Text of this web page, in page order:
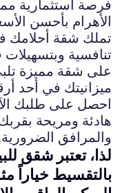
فرصة استثمارية
الأهرام بأحسن
تملك شقة أحلامك
تنافسية
على شقة مميزة
ميزانيتك في أحد
احصل على طلبك
هادئة ومريحة
والمرافق
لذا، تعتبر شقق
بالتقسيط خياراً